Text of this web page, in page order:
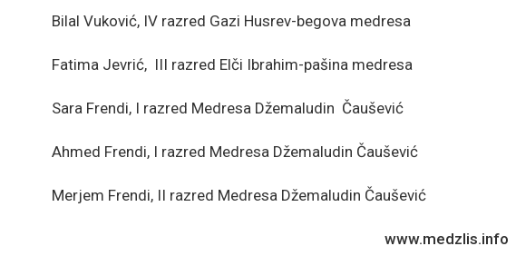
Bilal Vuković, IV razred Gazi Husrev-begova medresa
Fatima Jevrić, III razred Elči Ibrahim-pašina medresa
Sara Frendi, I razred Medresa Džemaludin Čaušević
Ahmed Frendi, I razred Medresa Džemaludin Čaušević
Merjem Frendi, II razred Medresa Džemaludin Čaušević
www.medzlis.info